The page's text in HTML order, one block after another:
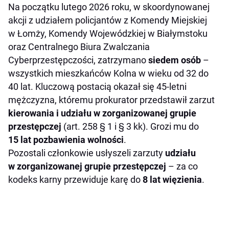
Na początku lutego 2026 roku, w skoordynowanej
akcji z udziałem policjantów z Komendy Miejskiej
w Łomży, Komendy Wojewódzkiej w Białymstoku
oraz Centralnego Biura Zwalczania
Cyberprzestępczości, zatrzymanosiedem osób –
wszystkich mieszkańców Kolna w wieku od 32 do
40 lat. Kluczową postacią okazał się 45-letni
mężczyzna, któremu prokurator przedstawił zarzut
kierowania i udziału w zorganizowanej grupie
przestępczej (art. 258 § 1 i § 3 kk). Grozi mu do
15 lat pozbawienia wolności.
Pozostali członkowie usłyszeli zarzuty udziału
w zorganizowanej grupie przestępczej – za co
kodeks karny przewiduje karę do8 lat więzienia.